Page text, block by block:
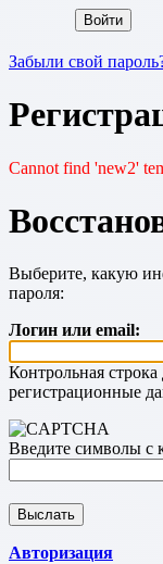
Забыли свой
Cannot find 'new2'
Выберите, какую
пароля:
Логин или email:
Контрольная
регистрационные
Введите символы с
Авторизация